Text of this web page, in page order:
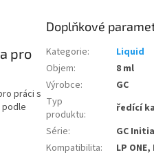
pro
práci s
podle
Doplňkové
Kategorie:
Liquid
Objem:
8 ml
Výrobce:
GC
Typ
produktu:
ředící
Série:
GC
Kompatibilita:
LP ONE,